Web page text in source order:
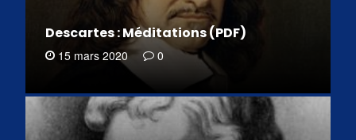
Descartes : Méditations (PDF)
15 mars 2020 0